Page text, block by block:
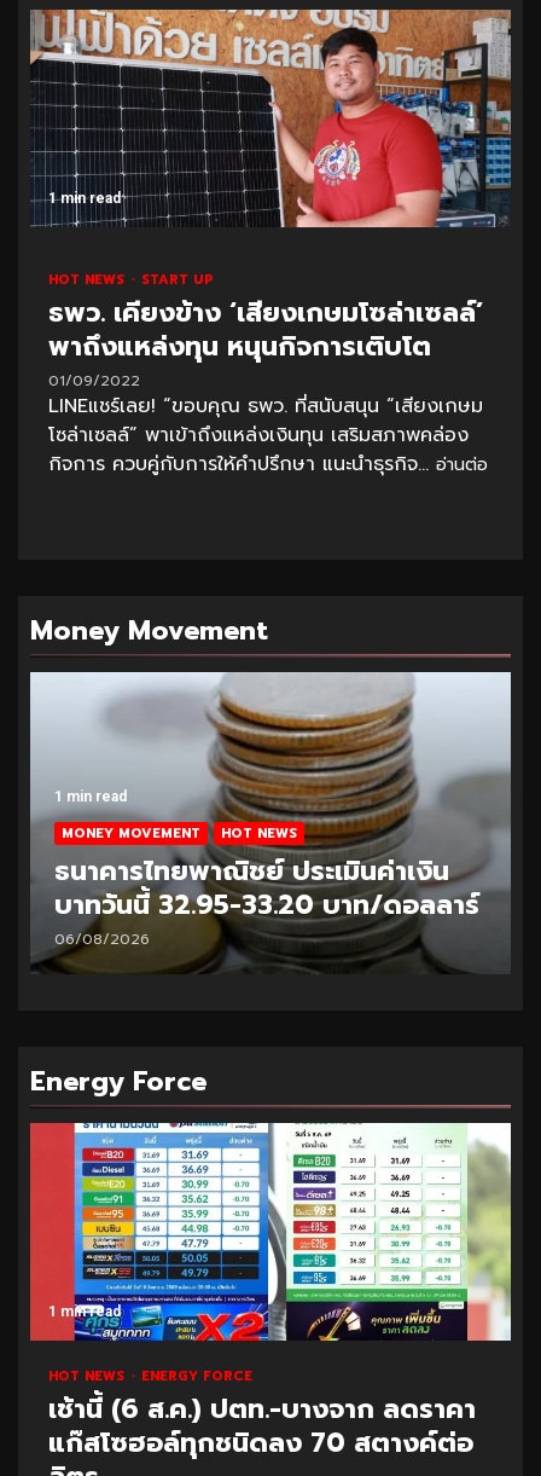
1 min read
HOT NEWS START UP
ธพว. เคียงข้าง ‘เสียงเกษมโซล่าเซลล์’
พาถึงแหล่งทุน หนุนกิจการเติบโต
01/09/2022
LINEแชร์เลย! “ขอบคุณ ธพว. ที่สนับสนุน “เสียงเกษม
โซล่าเซลล์” พาเข้าถึงแหล่งเงินทุน เสริมสภาพคล่อง
กิจการ ควบคู่กับการให้คำปรึกษา แนะนำธุรกิจ... อ่านต่อ
Money Movement
1 min read
MONEY MOVEMENT HOT NEWS
ธนาคารไทยพาณิชย์ ประเมินค่าเงิน
บาทวันนี้ 32.95-33.20 บาท/ดอลลาร์
06/08/2026
Energy Force
1 min read
HOT NEWS ENERGY FORCE
เช้านี้ (6 ส.ค.) ปตท.-บางจาก ลดราคา
แก๊สโซฮอล์ทุกชนิดลง 70 สตางค์ต่อ